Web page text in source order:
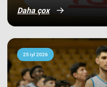
Daha çox
25 iyl 2026